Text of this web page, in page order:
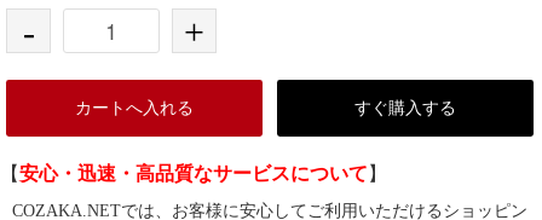
- +
カートへ入れる すぐ購入する
【安心・迅速・高品質なサービスについて 】
COZAKA.NETでは、お客様に安心してご利用いただけるショッピン